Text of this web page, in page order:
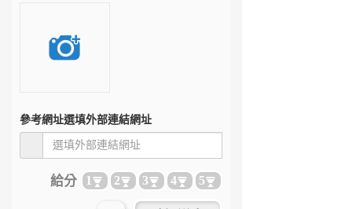
參考網址選填外部連結網址
給分 1 2 3 4 5